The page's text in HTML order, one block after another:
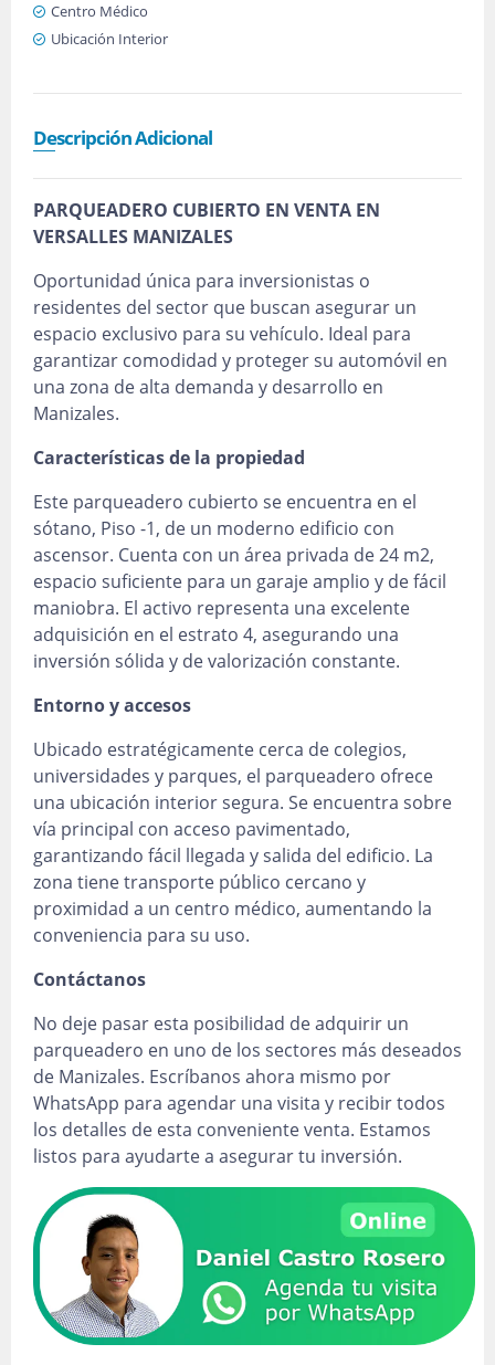
Centro Médico
Ubicación Interior
Descripción Adicional
PARQUEADERO CUBIERTO EN VENTA EN
VERSALLES MANIZALES
Oportunidad única para inversionistas o
residentes del sector que buscan asegurar un
espacio exclusivo para su vehículo. Ideal para
garantizar comodidad y proteger su automóvil en
una zona de alta demanda y desarrollo en
Manizales.
Características de la propiedad
Este parqueadero cubierto se encuentra en el
sótano, Piso -1, de un moderno edificio con
ascensor. Cuenta con un área privada de 24 m2,
espacio suficiente para un garaje amplio y de fácil
maniobra. El activo representa una excelente
adquisición en el estrato 4, asegurando una
inversión sólida y de valorización constante.
Entorno y accesos
Ubicado estratégicamente cerca de colegios,
universidades y parques, el parqueadero ofrece
una ubicación interior segura. Se encuentra sobre
vía principal con acceso pavimentado,
garantizando fácil llegada y salida del edificio. La
zona tiene transporte público cercano y
proximidad a un centro médico, aumentando la
conveniencia para su uso.
Contáctanos
No deje pasar esta posibilidad de adquirir un
parqueadero en uno de los sectores más deseados
de Manizales. Escríbanos ahora mismo por
WhatsApp para agendar una visita y recibir todos
los detalles de esta conveniente venta. Estamos
listos para ayudarte a asegurar tu inversión.